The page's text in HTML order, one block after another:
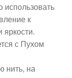
к
яркости.
с Пухом
нить, на